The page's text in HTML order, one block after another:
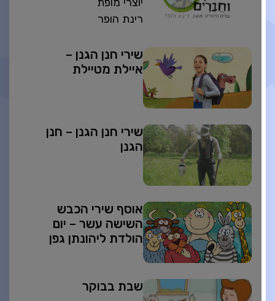
רינת הופר
שירי חנן הגנן –
איילת מטיילת
שירי חנן הגנן – חנן
הגנן
אוסף שירי הכבש
השישה עשר – יום
הולדת ליהונתן גפן
שבת בבוקר